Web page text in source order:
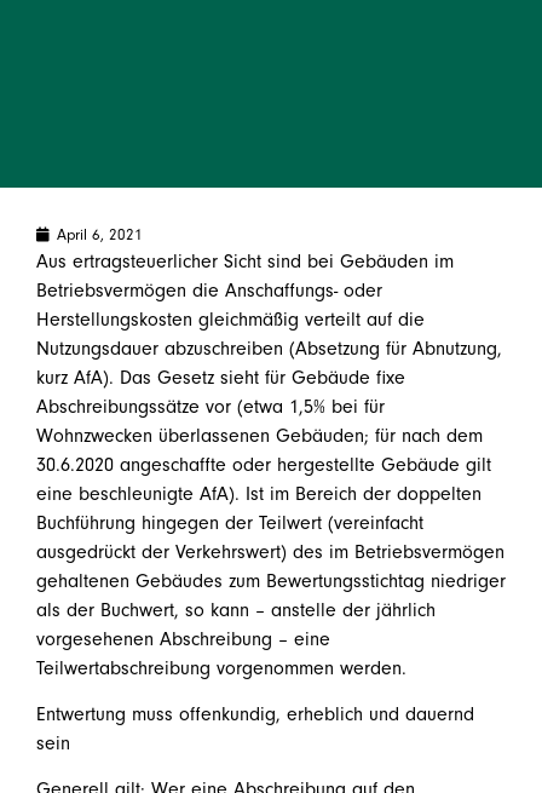
April 6, 2021
Aus ertragsteuerlicher Sicht sind bei Gebäuden im
Betriebsvermögen die Anschaffungs- oder
Herstellungskosten gleichmäßig verteilt auf die
Nutzungsdauer abzuschreiben (Absetzung für Abnutzung,
kurz AfA). Das Gesetz sieht für Gebäude fixe
Abschreibungssätze vor (etwa 1,5% bei für
Wohnzwecken überlassenen Gebäuden; für nach dem
30.6.2020 angeschaffte oder hergestellte Gebäude gilt
eine beschleunigte AfA). Ist im Bereich der doppelten
Buchführung hingegen der Teilwert (vereinfacht
ausgedrückt der Verkehrswert) des im Betriebsvermögen
gehaltenen Gebäudes zum Bewertungsstichtag niedriger
als der Buchwert, so kann – anstelle der jährlich
vorgesehenen Abschreibung – eine
Teilwertabschreibung vorgenommen werden.
Entwertung muss offenkundig, erheblich und dauernd
sein